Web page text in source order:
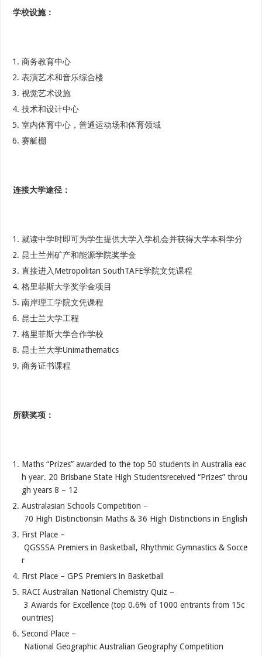
学校设施：
商务教育中心
表演艺术和音乐综合楼
视觉艺术设施
技术和设计中心
室内体育中心，普通运动场和体育领域
赛艇棚
连接大学途径 ：
就读中学时即可为学生提供大学入学机会并获得大学本科学分
昆士兰州矿产和能源学院奖学金
直接进入Metropolitan SouthTAFE学院文凭课程
格里菲斯大学奖学金项目
南岸理工学院文凭课程
昆士兰大学工程
格里菲斯大学合作学校
昆士兰大学Unimathematics
商务证书课程
所获奖项 ：
Maths “Prizes” awarded to the top 50 students in Australia eac
h year. 20 Brisbane State High Studentsreceived “Prizes” throu
gh years 8 – 12
Australasian Schools Competition –
70 High Distinctionsin Maths & 36 High Distinctions in English
First Place –
QGSSSA Premiers in Basketball, Rhythmic Gymnastics & Socce
r
First Place – GPS Premiers in Basketball
RACI Australian National Chemistry Quiz –
3 Awards for Excellence (top 0.6% of 1000 entrants from 15c
ountries)
Second Place –
National Geographic Australian Geography Competition